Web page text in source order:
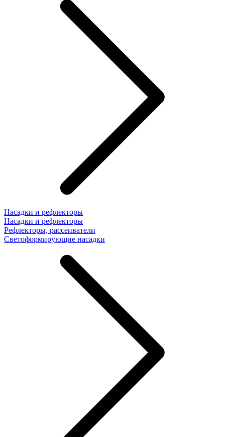
Насадки и рефлекторы
Насадки и рефлекторы
Рефлекторы, рассеиватели
Светоформирующие насадки